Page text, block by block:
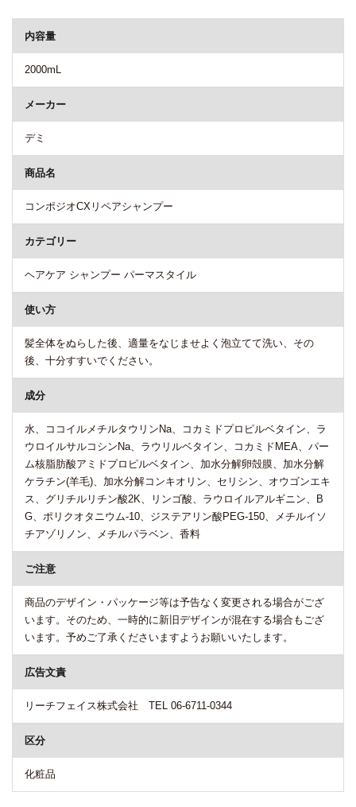
内容量
2000mL
メーカー
デミ
商品名
コンポジオCXリペアシャンプー
カテゴリー
ヘアケア シャンプー パーマスタイル
使い方
髪全体をぬらした後、適量をなじませよく泡立てて洗い、その
後、十分すすいでください。
成分
水、ココイルメチルタウリンNa、コカミドプロピルベタイン、ラ
ウロイルサルコシンNa、ラウリルベタイン、コカミドMEA、パー
ム核脂肪酸アミドプロピルベタイン、加水分解卵殻膜、加水分解
ケラチン(羊毛)、加水分解コンキオリン、セリシン、オウゴンエキ
ス、グリチルリチン酸2K、リンゴ酸、ラウロイルアルギニン、B
G、ポリクオタニウム-10、ジステアリン酸PEG-150、メチルイソ
チアゾリノン、メチルパラベン、香料
ご注意
商品のデザイン・パッケージ等は予告なく変更される場合がござ
います。そのため、一時的に新旧デザインが混在する場合もござ
います。予めご了承くださいますようお願いいたします。
広告文責
リーチフェイス株式会社 TEL 06-6711-0344
区分
化粧品